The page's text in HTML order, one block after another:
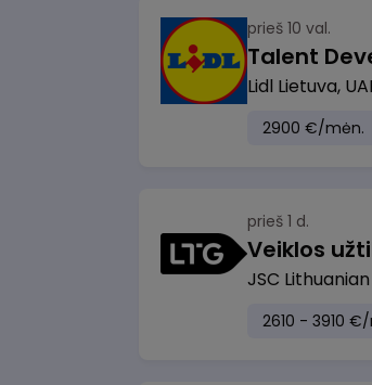
prieš 10 val.
Lidl Lietuva,
2900 €/mėn.
prieš 1 d.
JSC
2610 - 3910